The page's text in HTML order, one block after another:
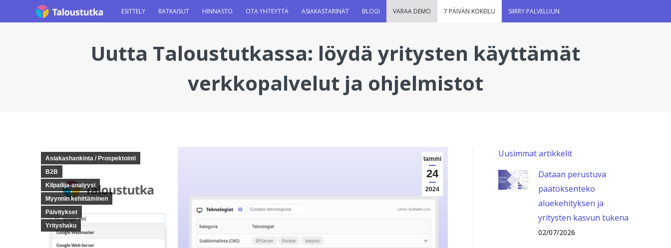
ESITTELY RATKAISUT HINNASTO OTA YHTEYTTÄ ASIAKASTARINAT BLOGI VARAA DEMO 7 PÄIVÄN KOKEILU SIIRRY PALVELUUN
Uutta Taloustutkassa: löydä yritysten käyttämät
verkkopalvelut ja ohjelmistot
tammi
24
2024
Asiakashankinta / Prospektointi
B2B
Kilpailija-analyysi
Myynnin kehittäminen
Päivitykset
Yrityshaku
Uusimmat artikkelit
Dataan perustuva
päätöksenteko
aluekehityksen ja
yritysten kasvun tukena
02/07/2026